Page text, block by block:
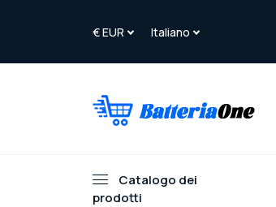
Catalogo dei
prodotti